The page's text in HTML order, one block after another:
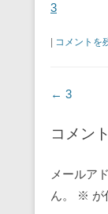
3
コメントを
投稿ナビ
← 3
コメン
メールア
ん。
※ が